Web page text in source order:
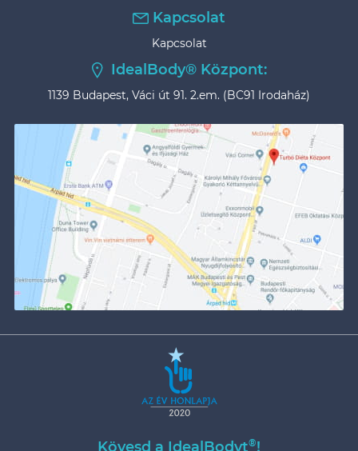
Kapcsolat
Kapcsolat
IdealBody® Központ:
1139 Budapest, Váci út 91. 2.em. (BC91 Irodaház)
Kövesd a IdealBodyt®!